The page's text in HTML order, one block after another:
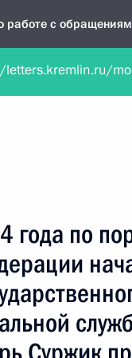
работе с
документа
года по